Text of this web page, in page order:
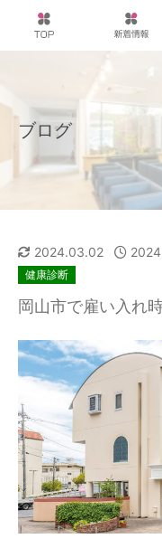
ブログ
2024.03.02
健康診断
岡山市で雇い入れ